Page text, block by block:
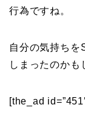
行為ですね。
自分の気持ちを
しまったのかも
[the_ad